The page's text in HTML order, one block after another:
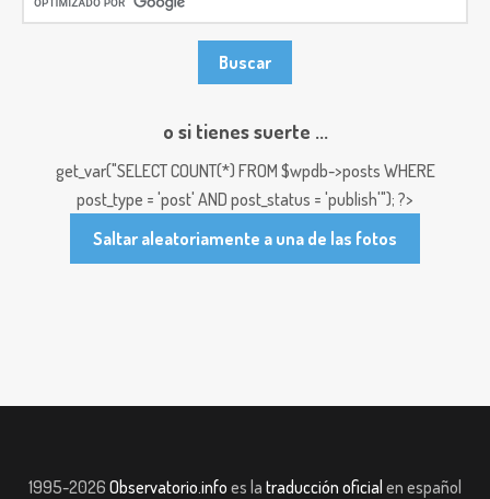
o si tienes suerte ...
get_var("SELECT COUNT(*) FROM $wpdb->posts WHERE
post_type = 'post' AND post_status = 'publish'"); ?>
Saltar aleatoriamente a una de las fotos
1995-2026 Observatorio.info es la traducción oficial en español